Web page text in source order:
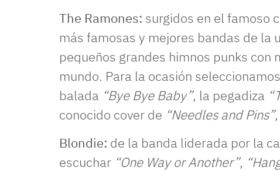
The Ramones: surgidos en el famoso
más famosas y mejores bandas de la
pequeños grandes himnos punks con
mundo. Para la ocasión seleccionamos
balada “Bye Bye Baby”, la pegadiza
conocido cover de “Needles and Pins”
Blondie: de la banda liderada por la
escuchar “One Way or Another”,